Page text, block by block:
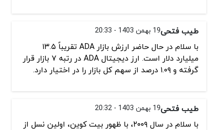
طیب فتحی19 بهمن 1403 - 20:33
با سلام در حال حاضر ارزش بازار ADA تقریباً ۱۳.۵
میلیارد دلار است. ارز دیجیتال ADA در رتبه ۷ بازار قرار
گرفته و ۱.۰۹ درصد از سهم کل بازار را در اختیار دارد.
طیب فتحی19 بهمن 1403 - 20:32
با سلام در سال ۲۰۰۹، با ظهور بیت کوین، اولین نسل از